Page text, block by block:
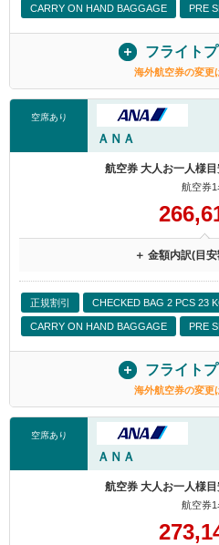
CARRY ON HAND BAGGAGE PRE
フライト
海外航空券の変更
空席あり
ＡＮＡ
航空券 大人お一人様
航空券1
＋ 金額内訳(目
正規割引 CHECKED BAG 2 PCS 23
CARRY ON HAND BAGGAGE PRE
フライト
海外航空券の変更
空席あり
ＡＮＡ
航空券 大人お一人様
航空券1